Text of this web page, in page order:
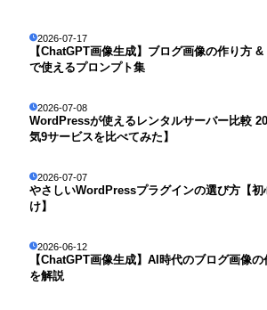
2026-07-17
【ChatGPT画像生成】ブログ画像の作り方
で使えるプロンプト集
2026-07-08
WordPressが使えるレンタルサーバー比較
気9サービスを比べてみた】
2026-07-07
やさしいWordPressプラグインの選び方【初
け】
2026-06-12
【ChatGPT画像生成】AI時代のブログ画像の
を解説